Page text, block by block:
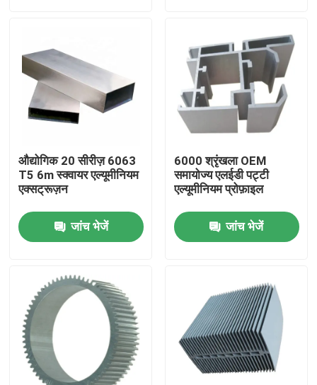
हमारे बारे में
कारखाना भ्रमण
गुणवत्ता नियंत्रण
संपर्क करें
एक उद्धरण की विनती करे
औद्योगिक एल्यूमीनियम प्रोफ़ाइल
बाहर निकालना एल्यूमीनियम प्रोफ़ाइल
V स्लॉट एल्यूमीनियम प्रोफ़ाइल
औद्योगिक 20 सीरीज़ 6063
T5 6m स्क्वायर एल्यूमीनियम
एक्सट्रूज़न
जांच भेजें
6000 श्रृंखला OEM
समायोज्य एलईडी पट्टी
एल्यूमीनियम प्रोफ़ाइल
जांच भेजें